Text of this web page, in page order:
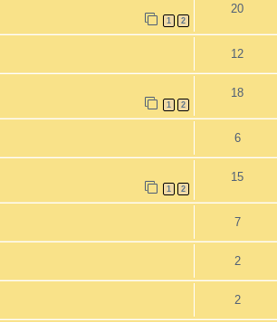
1 2
20
12
1 2
18
6
1 2
15
7
2
2